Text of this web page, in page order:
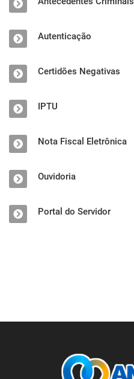
Autenticação
Certidões Negativas
IPTU
Nota Fiscal Eletrônica
Ouvidoria
Portal do Servidor